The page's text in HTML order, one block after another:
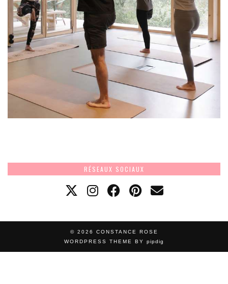
RÉSEAUX SOCIAUX
© 2026 CONSTANCE ROSE
WORDPRESS THEME BY pipdig